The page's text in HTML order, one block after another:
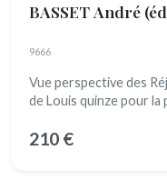
BASSET André
9666
Vue perspective des
de Louis quinze pour la
210 €